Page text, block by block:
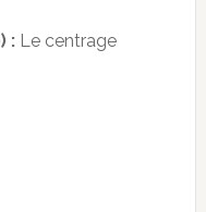
:Le centrage